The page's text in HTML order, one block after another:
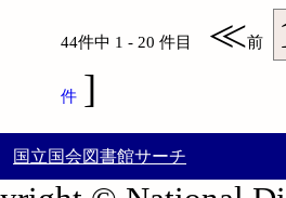
44件中 1 - 20 件目 ≪前
件 ]
国立国会図書館サーチ